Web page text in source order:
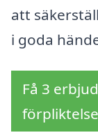
att
i goda
Få 3